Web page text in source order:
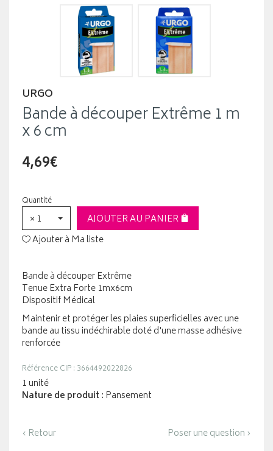
URGO
Bande à découper Extrême 1 m
x 6 cm
4,69€
Quantité
× 1
AJOUTER AU PANIER
Ajouter à Ma liste
Bande à découper Extrême
Tenue Extra Forte 1mx6cm
Dispositif Médical
Maintenir et protéger les plaies superficielles avec une
bande au tissu indéchirable doté d'une masse adhésive
renforcée
Référence CIP : 3664492022826
1 unité
Nature de produit : Pansement
‹ Retour Poser une question ›